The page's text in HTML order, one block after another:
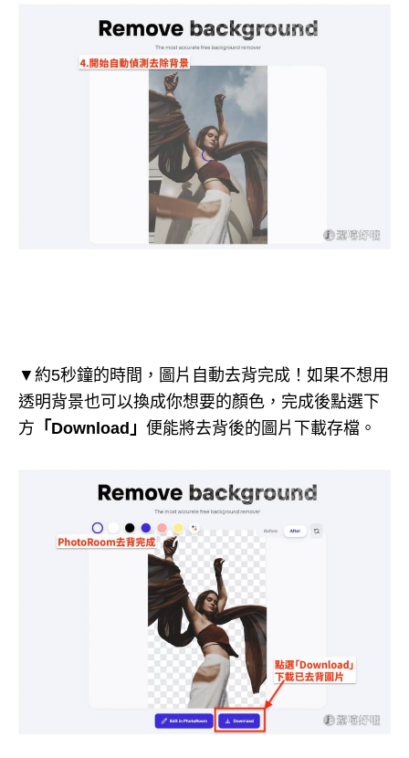
▼約5秒鐘的時間，圖片自動去背完成！如果不想用
透明背景也可以換成你想要的顏色，完成後點選下
方 「Download」 便能將去背後的圖片下載存檔。